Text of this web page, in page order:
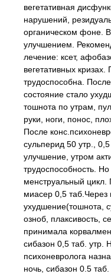
вегетативная
нарушений,
органическом фоне.
улучшением.
лечение: ксет,
вегетативных
трудоспособна.
состояние стало
тошнота по утрам,
руки, ноги, понос,
После
сульперид 50 утр.,
улучшение, утром
трудоспособность.
менструальный цикл.
миасер 0,5
ухудшение(тошнота,
озноб, плаксивость,
принимала
сибазон 0,5 таб. утр.
психоневролога
ночь, сибазон 0.5